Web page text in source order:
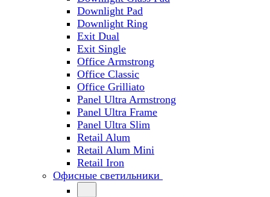
Downlight Pad
Downlight Ring
Exit Dual
Exit Single
Office Armstrong
Office Classic
Office Grilliato
Panel Ultra Armstrong
Panel Ultra Frame
Panel Ultra Slim
Retail Alum
Retail Alum Mini
Retail Iron
Офисные светильники